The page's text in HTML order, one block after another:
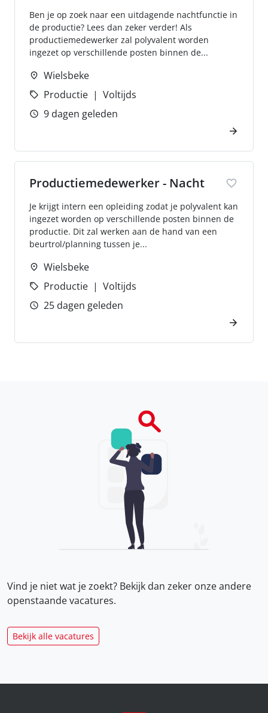
Ben je op zoek naar een uitdagende nachtfunctie in
de productie? Lees dan zeker verder! Als
productiemedewerker zal polyvalent worden
ingezet op verschillende posten binnen de...
Wielsbeke
Productie
Voltijds
9 dagen geleden
Productiemedewerker - Nacht
Je krijgt intern een opleiding zodat je polyvalent kan
ingezet worden op verschillende posten binnen de
productie. Dit zal werken aan de hand van een
beurtrol/planning tussen je...
Wielsbeke
Productie
Voltijds
25 dagen geleden
Vind je niet wat je zoekt? Bekijk dan zeker onzeandere
openstaande vacatures.
Bekijk alle vacatures